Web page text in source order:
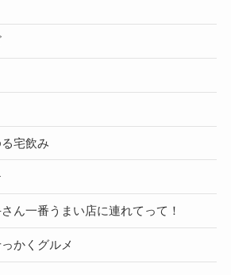
宅飲み
ん一番うまい店に連れてって！
かくグルメ